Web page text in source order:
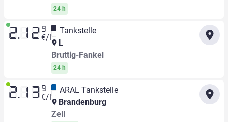
24 h
2.12 9
€/l
Tankstelle
L
Bruttig-Fankel
24 h
2.13 9
€/l
ARAL Tankstelle
Brandenburg
Zell